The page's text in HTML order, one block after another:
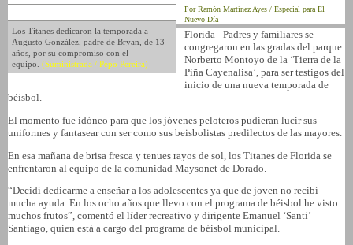
Los Titanes dedicaron la temporada a
Augusto González, padre de Bryan, de 13
años, por su compromiso con el
equipo. (Suministrada / Pepo Pereira)
Por Ramón Martínez Ayes / Especial para El
Nuevo Día
Florida - Padres y familiares se
congregaron en las gradas del parque
Norberto Montoyo de la ‘Tierra de la
Piña Cayenalisa’, para ser testigos del
inicio de una nueva temporada de
béisbol.
El momento fue idóneo para que los jóvenes peloteros pudieran lucir sus
uniformes y fantasear con ser como sus beisbolistas predilectos de las mayores.
En esa mañana de brisa fresca y tenues rayos de sol, los Titanes de Florida se
enfrentaron al equipo de la comunidad Maysonet de Dorado.
“Decidí dedicarme a enseñar a los adolescentes ya que de joven no recibí
mucha ayuda. En los ocho años que llevo con el programa de béisbol he visto
muchos frutos”, comentó el líder recreativo y dirigente Emanuel ‘Santi’
Santiago, quien está a cargo del programa de béisbol municipal.